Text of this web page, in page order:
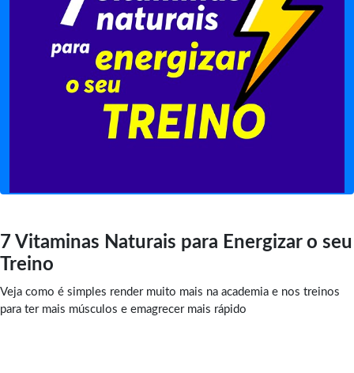
7 Vitaminas Naturais para Energizar o seu
Treino
Veja como é simples render muito mais na academia e nos treinos
para ter mais músculos e emagrecer mais rápido